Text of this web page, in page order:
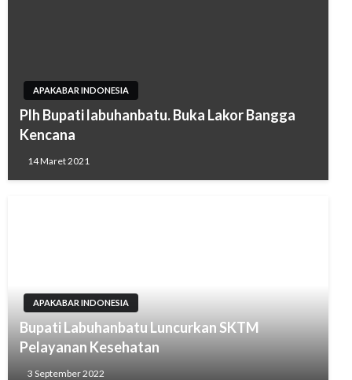
APAKABAR INDONESIA
Plh Bupati labuhanbatu. Buka Lakor Bangga
Kencana
14 Maret 2021
APAKABAR INDONESIA
Bupati Labuhanbatu Luncurkan SKTM
Pelayanan Kesehatan
3 September 2022